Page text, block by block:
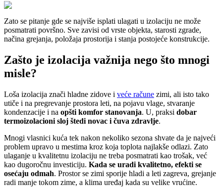
Zato se pitanje gde se najviše isplati ulagati u izolaciju ne može
posmatrati površno. Sve zavisi od vrste objekta, starosti zgrade,
načina grejanja, položaja prostorija i stanja postojeće konstrukcije.
Zašto je izolacija važnija nego što mnogi
misle?
Loša izolacija znači hladne zidove i veće račune zimi, ali isto tako
utiče i na pregrevanje prostora leti, na pojavu vlage, stvaranje
kondenzacije i na opšti komfor stanovanja. U, praksi dobar
termoizolacioni sloj štedi novac i čuva zdravlje.
Mnogi vlasnici kuća tek nakon nekoliko sezona shvate da je najveći
problem upravo u mestima kroz koja toplota najlakše odlazi. Zato
ulaganje u kvalitetnu izolaciju ne treba posmatrati kao trošak, već
kao dugoročnu investiciju. Kada se uradi kvalitetno, efekti se
osećaju odmah. Prostor se zimi sporije hladi a leti zagreva, grejanje
radi manje tokom zime, a klima uređaj kada su velike vrućine.